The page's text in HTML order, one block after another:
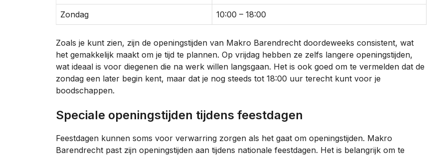
Zondag 10:00 – 18:00
Zoals je kunt zien, zijn de openingstijden van Makro Barendrecht doordeweeks consistent, wat
het gemakkelijk maakt om je tijd te plannen. Op vrijdag hebben ze zelfs langere openingstijden,
wat ideaal is voor diegenen die na werk willen langsgaan. Het is ook goed om te vermelden dat de
zondag een later begin kent, maar dat je nog steeds tot 18:00 uur terecht kunt voor je
boodschappen.
Speciale openingstijden tijdens feestdagen
Feestdagen kunnen soms voor verwarring zorgen als het gaat om openingstijden. Makro
Barendrecht past zijn openingstijden aan tijdens nationale feestdagen. Het is belangrijk om te